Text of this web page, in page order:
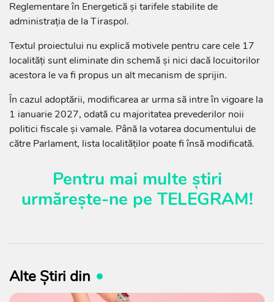
Reglementare în Energetică și tarifele stabilite de
administrația de la Tiraspol.
Textul proiectului nu explică motivele pentru care cele 17
localități sunt eliminate din schemă și nici dacă locuitorilor
acestora le va fi propus un alt mecanism de sprijin.
În cazul adoptării, modificarea ar urma să intre în vigoare la
1 ianuarie 2027, odată cu majoritatea prevederilor noii
politici fiscale și vamale. Până la votarea documentului de
către Parlament, lista localităților poate fi însă modificată.
Pentru mai multe știri
urmărește-ne pe TELEGRAM!
Alte Știri din